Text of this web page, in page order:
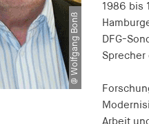
@ Wolfgang Bonß
1986 bis
DFG-
Sprecher
Arbeit